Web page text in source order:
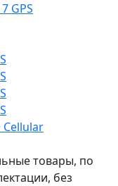
GPS
Cellular
товары, по
без